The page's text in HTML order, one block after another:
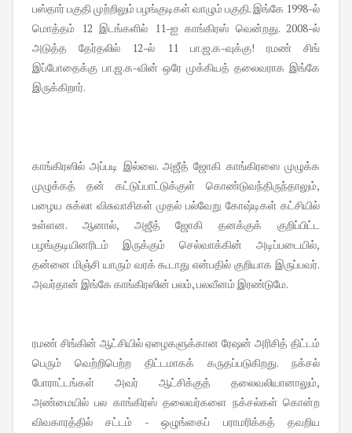
பஸ்தார் பகுதி முற்றிலும் பழங்குடிகள் வாழும் பகுதி. இங்கே 1998-ல்
மொத்தம் 12 இடங்களில் 11-ஐ காங்கிரஸ் வென்றது. 2008-ல்
அடுத்த தேர்தலில் 12-ல் 11 பா.ஜ.க-வுக்கு! ரமண் சிங்
இப்போதைக்கு பா.ஜ.க-வின் ஒரே முக்கியத் தலைவராக இங்கே
இருக்கிறார்.
காங்கிரஸில் அப்படி இல்லை. அஜீத் ஜோகி காங்கிரஸை முழுக்க
முழுக்கத் தன் கட்டுப்பாட்டுக்குள் கொண்டுவந்திருந்தாலும்,
பழைய சுக்லா விசுவாசிகள் முதல் பல்வேறு கோஷ்டிகள் கட்சியில்
உள்ளன. ஆனால், அஜீத் ஜோகி தனக்குக் குறிப்பிட்ட
பழங்குடியினரிடம் இருக்கும் செல்வாக்கின் அடிப்படையில்,
தன்னை மிஞ்சி யாரும் வரக் கூடாது என்பதில் குறியாக இருப்பவர்.
அவர்தான் இங்கே காங்கிரஸின் பலம், பலவீனம் இரண்டுமே.
ரமண் சிங்கின் ஆட்சியில் ஏழைகளுக்கான ரேஷன் அரிசித் திட்டம்
பெரும் வெற்றிபெற்ற திட்டமாகக் கருதப்படுகிறது. நக்சல்
போராட்டங்கள் அவர் ஆட்சிக்குத் தலைவலியானாலும்,
அண்மையில் பல காங்கிரஸ் தலைவர்களை நக்சல்கள் கொன்ற
விவகாரத்தில் சட்டம் - ஒழுங்கைப் பராமரிக்கத் தவறிய